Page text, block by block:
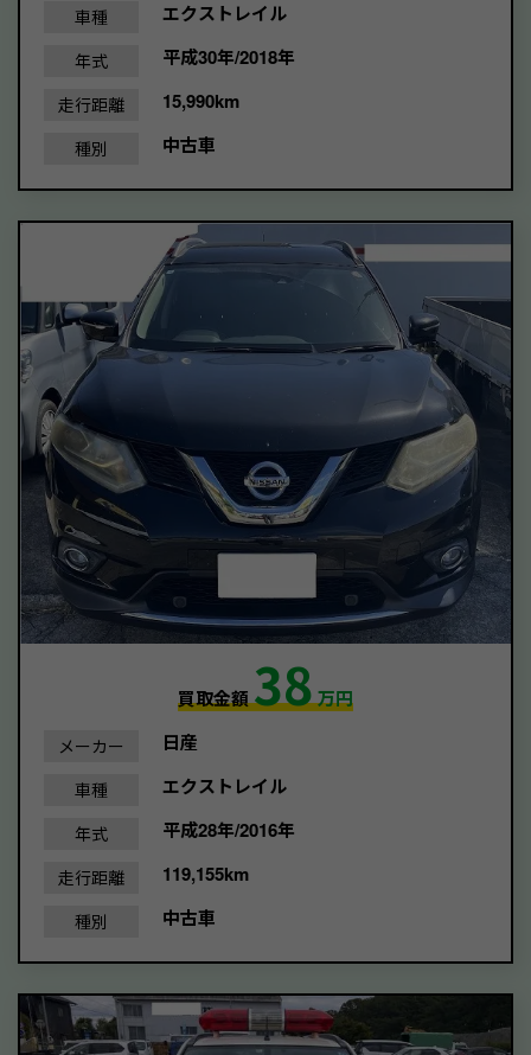
車種 エクストレイル
年式 平成30年/2018年
走行距離 15,990km
種別 中古車
買取金額38万円
メーカー 日産
車種 エクストレイル
年式 平成28年/2016年
走行距離 119,155km
種別 中古車